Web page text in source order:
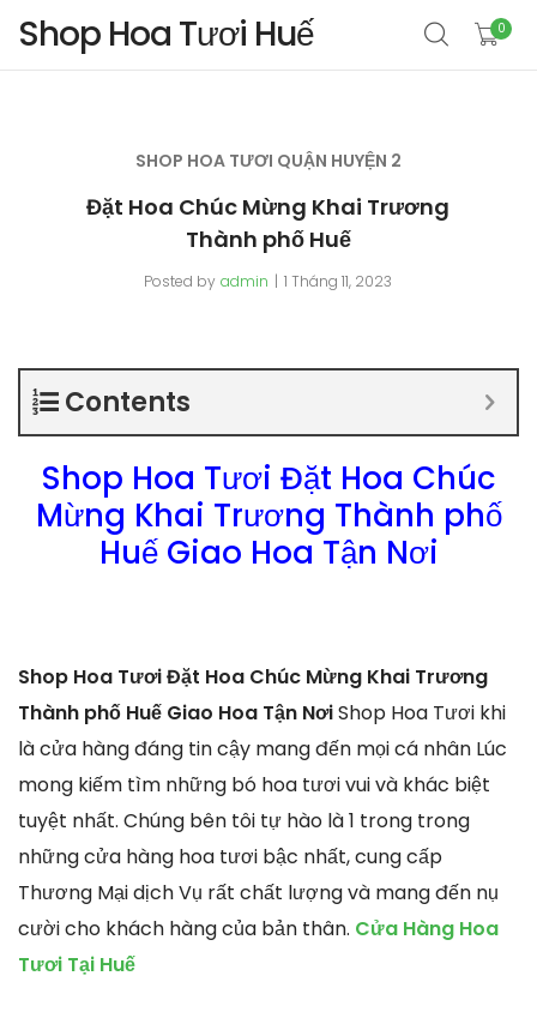
Shop Hoa Tươi Huế 0
SHOP HOA TƯƠI QUẬN HUYỆN 2
Đặt Hoa Chúc Mừng Khai Trương
Thành phố Huế
Posted by admin 1 Tháng 11, 2023
Contents
Shop Hoa Tươi Đặt Hoa Chúc
Mừng Khai Trương Thành phố
Huế Giao Hoa Tận Nơi
Shop Hoa Tươi Đặt Hoa Chúc Mừng Khai Trương
Thành phố Huế Giao Hoa Tận NơiShop Hoa Tươi khi
là cửa hàng đáng tin cậy mang đến mọi cá nhân Lúc
mong kiếm tìm những bó hoa tươi vui và khác biệt
tuyệt nhất. Chúng bên tôi tự hào là 1 trong trong
những cửa hàng hoa tươi bậc nhất, cung cấp
Thương Mại dịch Vụ rất chất lượng và mang đến nụ
cười cho khách hàng của bản thân. Cửa Hàng Hoa
Tươi Tại Huế